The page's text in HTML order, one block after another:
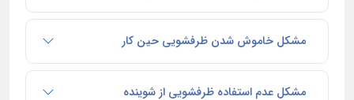
مشکل خاموش شدن ظرفشویی حین کار
مشکل عدم استفاده ظرفشویی از شوینده